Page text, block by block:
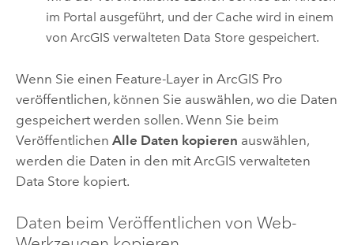
im Portal ausgeführt, und der Cache wird in einem
von ArcGIS verwalteten Data Store gespeichert.
Wenn Sie einen Feature-Layer in ArcGIS Pro
veröffentlichen, können Sie auswählen, wo die Daten
gespeichert werden sollen. Wenn Sie beim
Veröffentlichen Alle Daten kopieren auswählen,
werden die Daten in den mit ArcGIS verwalteten
Data Store kopiert.
Daten beim Veröffentlichen von Web-